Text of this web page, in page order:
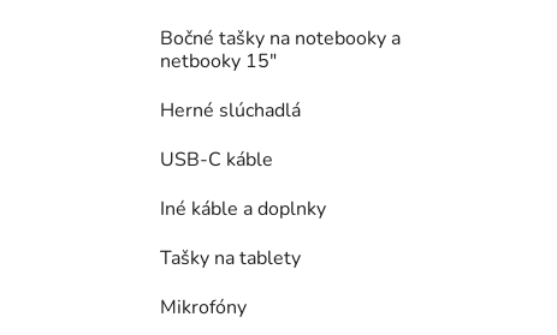
Bočné tašky na notebooky a
netbooky 15"
Herné slúchadlá
USB-C káble
Iné káble a doplnky
Tašky na tablety
Mikrofóny